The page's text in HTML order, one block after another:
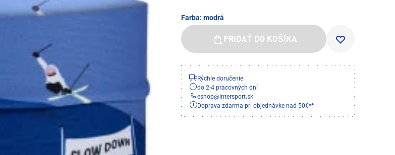
Farba: modrá
PRIDAŤ DO KOŠÍKA
Rýchle doručenie
do 2-4 pracovných dní
eshop@intersport.sk
Doprava zdarma pri objednávke nad 50€**